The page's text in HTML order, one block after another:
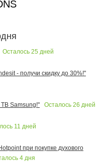
Осталось 25 дней
- получи скидку до 30%!"
ТВ Samsung!"
Осталось 26 дней
11 дней
при покупке духового
4 дня